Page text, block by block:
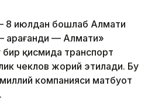
8 июлдан бошлаб Алмати
Қарағанди — Алмати»
бир қисмида транспорт
чеклов жорий этилади. Бу
компанияси матбуот